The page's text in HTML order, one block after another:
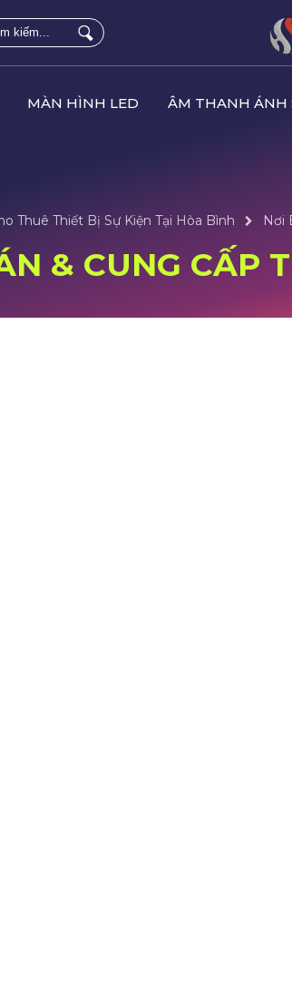
MÀN HÌNH LED ÂM THANH ÁNH
Thuê Thiết Bị Sự Kiện Tại Hòa Bình Nơi
& CUNG CẤP